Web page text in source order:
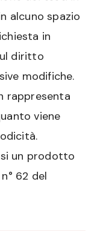
alcuno spazio
in
diritto
modifiche.
rappresenta
viene
un prodotto
62 del